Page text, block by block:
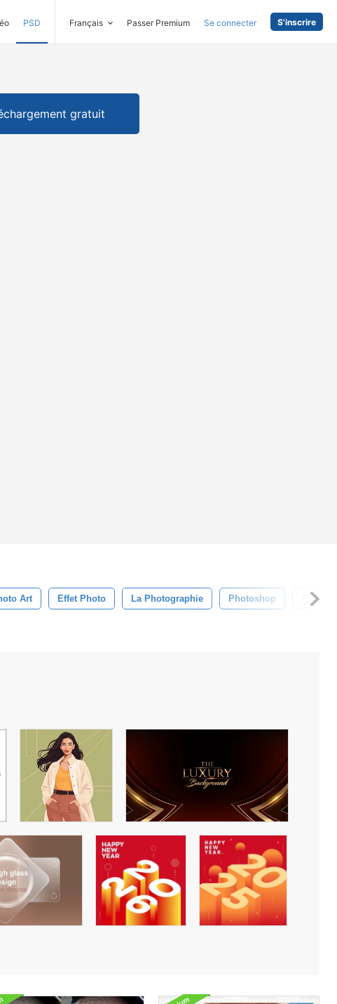
PSD Français Passer Premium Se connecter S'inscrire
gratuit
Art Effet Photo La Photographie Photoshop